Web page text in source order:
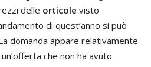
delle orticole visto
di quest’anno si può
domanda appare relativamente
che non ha avuto